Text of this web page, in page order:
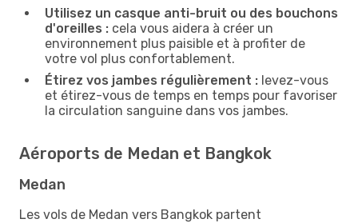
Utilisez un casque anti-bruit ou des bouchons
d'oreilles : cela vous aidera à créer un
environnement plus paisible et à profiter de
votre vol plus confortablement.
Étirez vos jambes régulièrement : levez-vous
et étirez-vous de temps en temps pour favoriser
la circulation sanguine dans vos jambes.
Aéroports de Medan et Bangkok
Medan
Les vols de Medan vers Bangkok partent